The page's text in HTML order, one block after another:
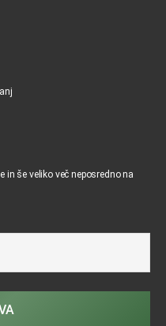
in še veliko več neposredno na